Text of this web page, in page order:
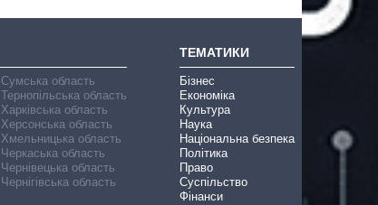
Сумська область
Тернопільська область
Харківська область
Херсонська область
Хмельницька область
Черкаська область
Чернівецька область
Чернігівська область
ТЕМАТИКИ
Бізнес
Економіка
Культура
Наука
Національна безпека
Політика
Право
Суспільство
Фінанси